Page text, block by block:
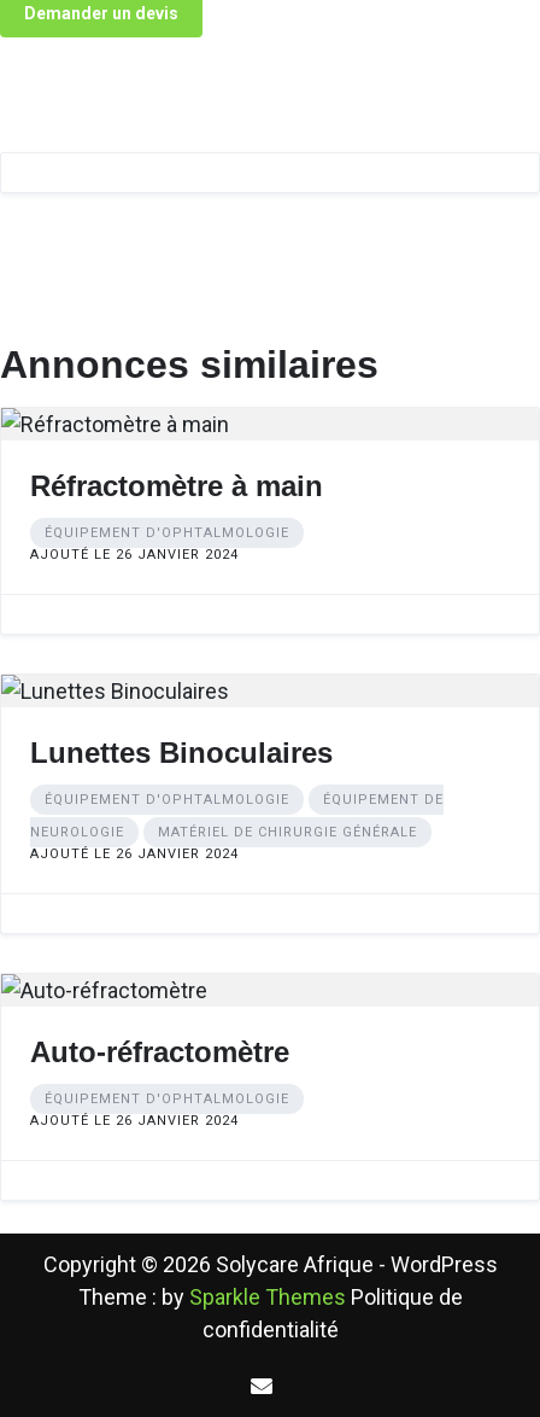
Demander un devis
Annonces similaires
Réfractomètre à main
ÉQUIPEMENT D'OPHTALMOLOGIE
AJOUTÉ LE 26 JANVIER 2024
Lunettes Binoculaires
ÉQUIPEMENT D'OPHTALMOLOGIE ÉQUIPEMENT DE
NEUROLOGIE
MATÉRIEL DE CHIRURGIE GÉNÉRALE
AJOUTÉ LE 26 JANVIER 2024
Auto-réfractomètre
ÉQUIPEMENT D'OPHTALMOLOGIE
AJOUTÉ LE 26 JANVIER 2024
Copyright © 2026 Solycare Afrique - WordPress
Theme : by Sparkle Themes Politique de
confidentialité